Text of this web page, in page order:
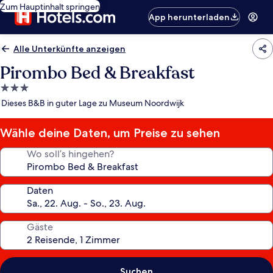
Zum Hauptinhalt springen
App herunterladen
Alle Unterkünfte anzeigen
Pirombo Bed & Breakfast
3.0-
Sterne-
Dieses B&B in guter Lage zu Museum Noordwijk
Wähle deine Daten, um Preise zu sehen
Wo soll’s hingehen?
Daten
Gäste